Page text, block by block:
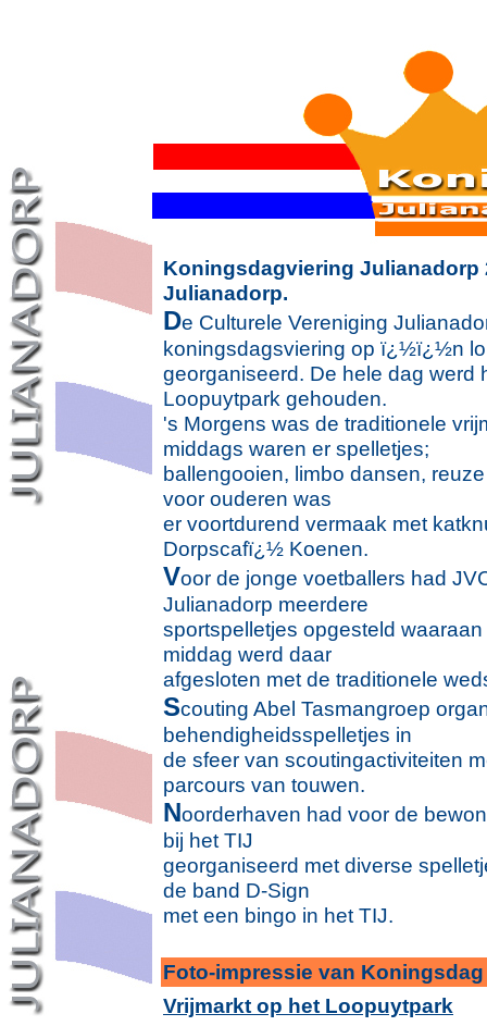
Koningsdagviering Julianadorp
Julianadorp.
De Culturele Vereniging
koningsdagsviering op ï¿½ï¿½n
georganiseerd. De hele dag werd
Loopuytpark gehouden.
's Morgens was de traditionele
middags waren er spelletjes;
ballengooien, limbo dansen,
voor ouderen was
er voortdurend vermaak met
Dorpscafï¿½ Koenen.
Voor de jonge voetballers had
Julianadorp meerdere
sportspelletjes opgesteld
middag werd daar
afgesloten met de traditionele
Scouting Abel Tasmangroep
behendigheidsspelletjes in
de sfeer van scoutingactiviteiten
parcours van touwen.
Noorderhaven had voor de
bij het TIJ
georganiseerd met diverse
de band D-Sign
met een bingo in het TIJ.
Foto-impressie van
Vrijmarkt op het Loopuytpark